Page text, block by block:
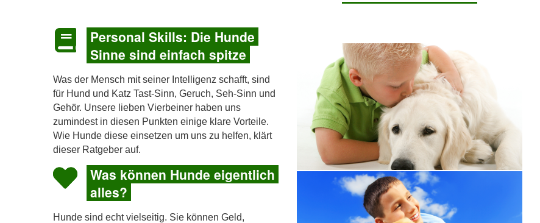
Personal Skills: Die Hunde
Sinne sind einfach spitze
Was der Mensch mit seiner Intelligenz schafft, sind
für Hund und Katz Tast-Sinn, Geruch, Seh-Sinn und
Gehör. Unsere lieben Vierbeiner haben uns
zumindest in diesen Punkten einige klare Vorteile.
Wie Hunde diese einsetzen um uns zu helfen, klärt
dieser Ratgeber auf.
Was können Hunde eigentlich
alles?
Hunde sind echt vielseitig. Sie können Geld,